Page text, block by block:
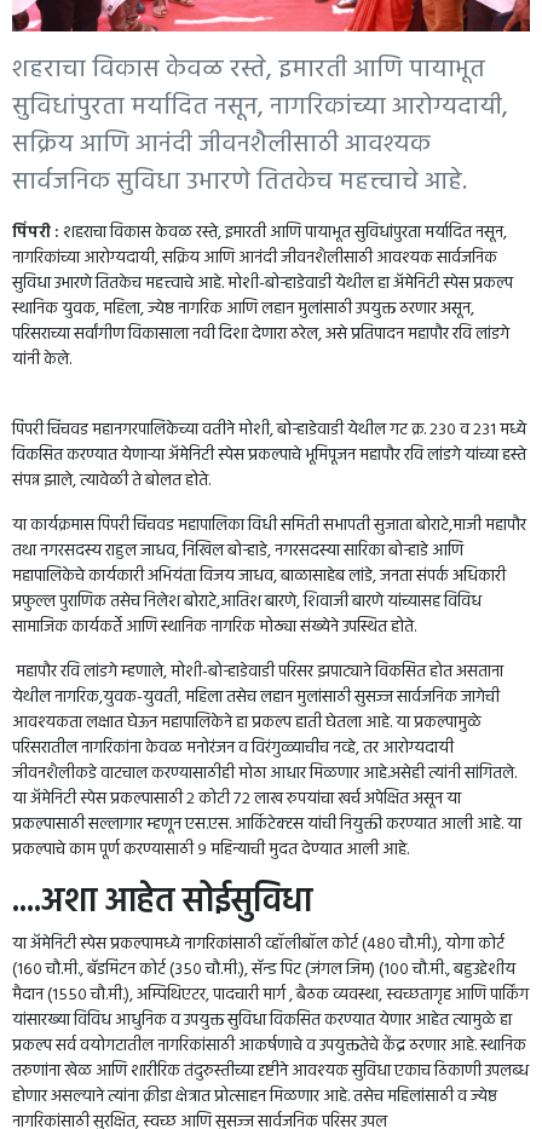
शहराचा विकास केवळ रस्ते, इमारती आणि पायाभूत
सुविधांपुरता मर्यादित नसून, नागरिकांच्या आरोग्यदायी,
सक्रिय आणि आनंदी जीवनशैलीसाठी आवश्यक
सार्वजनिक सुविधा उभारणे तितकेच महत्त्वाचे आहे.
पिंपरी :शहराचा विकास केवळ रस्ते, इमारती आणि पायाभूत सुविधांपुरता मर्यादित नसून,
नागरिकांच्या आरोग्यदायी, सक्रिय आणि आनंदी जीवनशैलीसाठी आवश्यक सार्वजनिक
सुविधा उभारणे तितकेच महत्त्वाचे आहे. मोशी-बोऱ्हाडेवाडी येथील हा अ‍ॅमेनिटी स्पेस प्रकल्प
स्थानिक युवक, महिला, ज्येष्ठ नागरिक आणि लहान मुलांसाठी उपयुक्त ठरणार असून,
परिसराच्या सर्वांगीण विकासाला नवी दिशा देणारा ठरेल, असे प्रतिपादन महापौर रवि लांडगे
यांनी केले.
पिंपरी चिंचवड महानगरपालिकेच्या वतीने मोशी, बोऱ्हाडेवाडी येथील गट क्र. २३० व २३१ मध्ये
विकसित करण्यात येणाऱ्या अ‍ॅमेनिटी स्पेस प्रकल्पाचे भूमिपूजन महापौर रवि लांडगे यांच्या हस्ते
संपन्न झाले, त्यावेळी ते बोलत होते.
या कार्यक्रमास पिंपरी चिंचवड महापालिका विधी समिती सभापती सुजाता बोराटे,माजी महापौर
तथा नगरसदस्य राहुल जाधव, निखिल बोऱ्हाडे, नगरसदस्या सारिका बोऱ्हाडे आणि
महापालिकेचे कार्यकारी अभियंता विजय जाधव, बाळासाहेब लांडे, जनता संपर्क अधिकारी
प्रफुल्ल पुराणिक तसेच निलेश बोराटे,आतिश बारणे, शिवाजी बारणे यांच्यासह विविध
सामाजिक कार्यकर्ते आणि स्थानिक नागरिक मोठ्या संख्येने उपस्थित होते.
महापौर रवि लांडगे म्हणाले, मोशी-बोऱ्हाडेवाडी परिसर झपाट्याने विकसित होत असताना
येथील नागरिक,युवक-युवती, महिला तसेच लहान मुलांसाठी सुसज्ज सार्वजनिक जागेची
आवश्यकता लक्षात घेऊन महापालिकेने हा प्रकल्प हाती घेतला आहे. या प्रकल्पामुळे
परिसरातील नागरिकांना केवळ मनोरंजन व विरंगुळ्याचीच नव्हे, तर आरोग्यदायी
जीवनशैलीकडे वाटचाल करण्यासाठीही मोठा आधार मिळणार आहे.असेही त्यांनी सांगितले.
या अ‍ॅमेनिटी स्पेस प्रकल्पासाठी २ कोटी ७२ लाख रुपयांचा खर्च अपेक्षित असून या
प्रकल्पासाठी सल्लागार म्हणून एस.एस. आर्किटेक्टस यांची नियुक्ती करण्यात आली आहे. या
प्रकल्पाचे काम पूर्ण करण्यासाठी ९ महिन्याची मुदत देण्यात आली आहे.
....अशा आहेत सोईसुविधा
या अ‍ॅमेनिटी स्पेस प्रकल्पामध्ये नागरिकांसाठी व्हॉलीबॉल कोर्ट (४८० चौ.मी.), योगा कोर्ट
(१६० चौ.मी., बॅडमिंटन कोर्ट (३५० चौ.मी.), सॅन्ड पिट (जंगल जिम) (१०० चौ.मी., बहुउद्देशीय
मैदान (१५५० चौ.मी.), अम्पिथिएटर, पादचारी मार्ग , बैठक व्यवस्था, स्वच्छतागृह आणि पार्किंग
यांसारख्या विविध आधुनिक व उपयुक्त सुविधा विकसित करण्यात येणार आहेत त्यामुळे हा
प्रकल्प सर्व वयोगटातील नागरिकांसाठी आकर्षणाचे व उपयुक्ततेचे केंद्र ठरणार आहे. स्थानिक
तरुणांना खेळ आणि शारीरिक तंदुरुस्तीच्या दृष्टीने आवश्यक सुविधा एकाच ठिकाणी उपलब्ध
होणार असल्याने त्यांना क्रीडा क्षेत्रात प्रोत्साहन मिळणार आहे. तसेच महिलांसाठी व ज्येष्ठ
नागरिकांसाठी सुरक्षित, स्वच्छ आणि सुसज्ज सार्वजनिक परिसर उपल